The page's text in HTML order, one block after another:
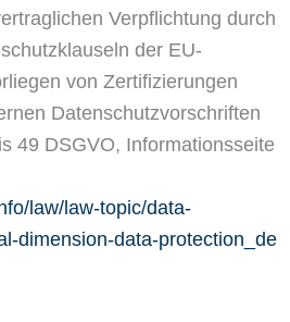
Verpflichtung durch
der EU-
von Zertifizierungen
Datenschutzvorschriften
49 DSGVO, Informationsseite
law/law-topic/data-
dimension-data-protection_de